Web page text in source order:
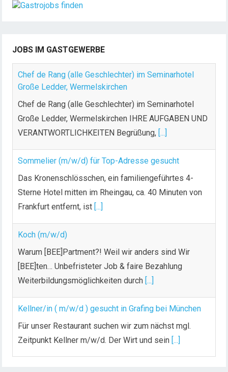
JOBS IM GASTGEWERBE
Chef de Rang (alle Geschlechter) im Seminarhotel
Große Ledder, Wermelskirchen
Chef de Rang (alle Geschlechter) im Seminarhotel
Große Ledder, Wermelskirchen IHRE AUFGABEN UND
VERANTWORTLICHKEITEN Begrüßung, [...]
Sommelier (m/w/d) für Top-Adresse gesucht
Das Kronenschlösschen, ein familiengeführtes 4-
Sterne Hotel mitten im Rheingau, ca. 40 Minuten von
Frankfurt entfernt, ist [...]
Koch (m/w/d)
Warum [BEE]Partment?! Weil wir anders sind Wir
[BEE]ten… Unbefristeter Job & faire Bezahlung
Weiterbildungsmöglichkeiten durch [...]
Kellner/in ( m/w/d ) gesucht in Grafing bei München
Für unser Restaurant suchen wir zum nächst mgl.
Zeitpunkt Kellner m/w/d. Der Wirt und sein [...]